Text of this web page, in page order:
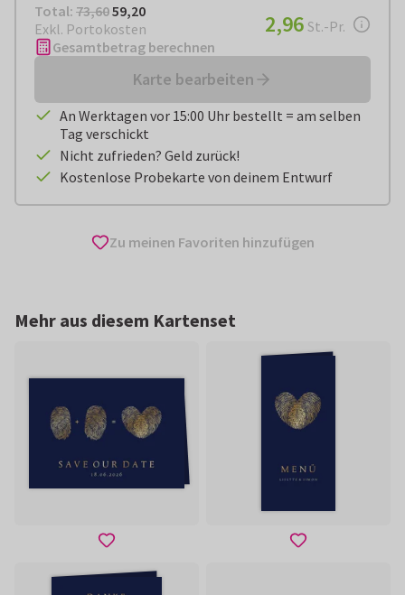
Total: € 59,20
Total: 73,6059,20
Exkl. Portokosten
€ 2,96pro Stück
2,96 St.-Pr.
Gesamtbetrag berechnen
Karte bearbeiten
An Werktagen vor 15:00 Uhr bestellt = am selben
Tag verschickt
Nicht zufrieden? Geld zurück!
Kostenlose Probekarte von deinem Entwurf
Zu meinen Favoriten hinzufügen
Mehr aus diesem Kartenset